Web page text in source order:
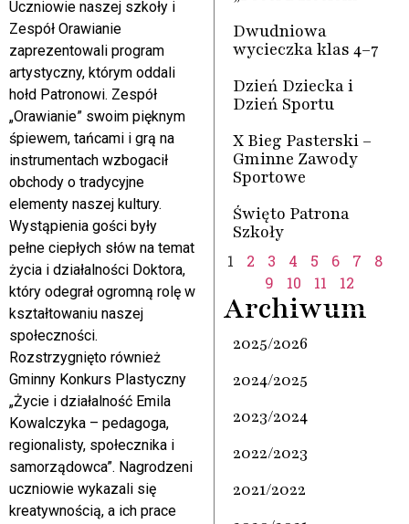
Uczniowie naszej szkoły i
Zespół Orawianie
zaprezentowali program
artystyczny, którym oddali
hołd Patronowi. Zespół
„Orawianie” swoim pięknym
śpiewem, tańcami i grą na
instrumentach wzbogacił
obchody o tradycyjne
elementy naszej kultury.
Wystąpienia gości były
pełne ciepłych słów na temat
życia i działalności Doktora,
który odegrał ogromną rolę w
kształtowaniu naszej
społeczności.
Rozstrzygnięto również
Gminny Konkurs Plastyczny
„Życie i działalność Emila
Kowalczyka – pedagoga,
regionalisty, społecznika i
samorządowca”. Nagrodzeni
uczniowie wykazali się
kreatywnością, a ich prace
Dwudniowa
wycieczka klas 4–7
Dzień Dziecka i
Dzień Sportu
X Bieg Pasterski –
Gminne Zawody
Sportowe
Święto Patrona
Szkoły
1 2 3 4 5 6 7
8
9
10 11 12
Archiwum
2025/2026
2024/2025
2023/2024
2022/2023
2021/2022